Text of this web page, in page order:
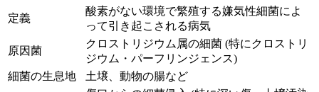
定義
酸素がない環境で繁殖する嫌気性細菌によ
って引き起こされる病気
原因菌
クロストリジウム属の細菌 (特にクロストリ
ジウム・パーフリンジェンス)
細菌の生息地
土壌、動物の腸など